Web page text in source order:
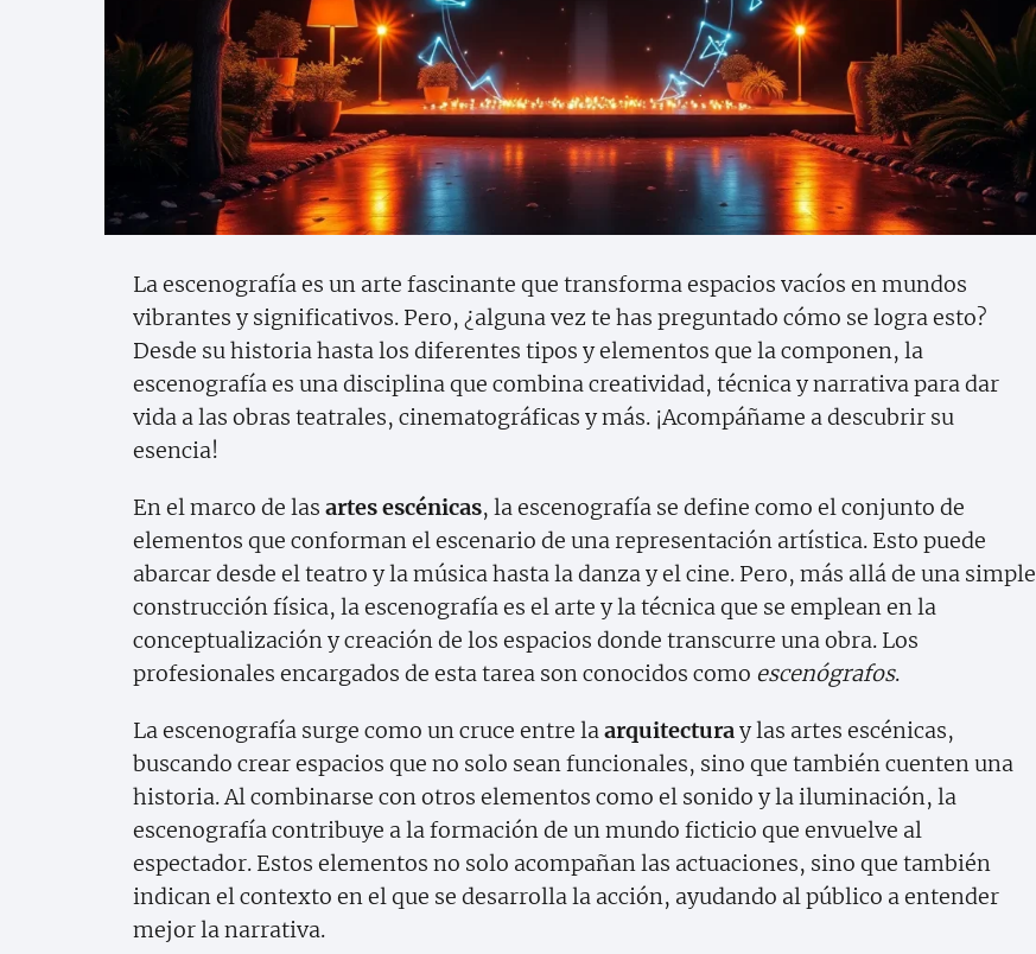
La escenografía es un arte fascinante que transforma espacios vacíos en mundos
vibrantes y significativos. Pero, ¿alguna vez te has preguntado cómo se logra esto?
Desde su historia hasta los diferentes tipos y elementos que la componen, la
escenografía es una disciplina que combina creatividad, técnica y narrativa para dar
vida a las obras teatrales, cinematográficas y más. ¡Acompáñame a descubrir su
esencia!
En el marco de las artes escénicas, la escenografía se define como el conjunto de
elementos que conforman el escenario de una representación artística. Esto puede
abarcar desde el teatro y la música hasta la danza y el cine. Pero, más allá de una simple
construcción física, la escenografía es el arte y la técnica que se emplean en la
conceptualización y creación de los espacios donde transcurre una obra. Los
profesionales encargados de esta tarea son conocidos como escenógrafos.
La escenografía surge como un cruce entre la arquitecturay las artes escénicas,
buscando crear espacios que no solo sean funcionales, sino que también cuenten una
historia. Al combinarse con otros elementos como el sonido y la iluminación, la
escenografía contribuye a la formación de un mundo ficticio que envuelve al
espectador. Estos elementos no solo acompañan las actuaciones, sino que también
indican el contexto en el que se desarrolla la acción, ayudando al público a entender
mejor la narrativa.